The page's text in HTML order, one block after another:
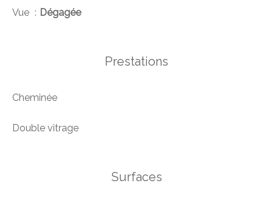
Vue Dégagée
Prestations
Cheminée
Double vitrage
Surfaces